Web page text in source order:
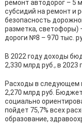
ремонт автодорог – 5
субсидий на ремонт и
безопасность
разметка, светофоры)
дороги №8 – 970 тыс.
В 2022 году доходы
2,330 млрд руб., в 2023
Расходы в следующем
2,270 млрд руб.
социально
пойдет 75,7% всех
образование,